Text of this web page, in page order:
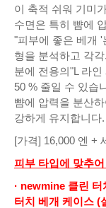
이 축적 쉬워 기미
수면은 특히 뺨에
"피부에 좋은 베개
형을 분석하고 각
분에 전용의"L 라
50 % 줄일 수 있습
뺨에 압력을 분산
강하게 유지합니다.
[가격] 16,000 엔 +
피부 타입에 맞추
· newmine 클린
터치 베개 케이스 (